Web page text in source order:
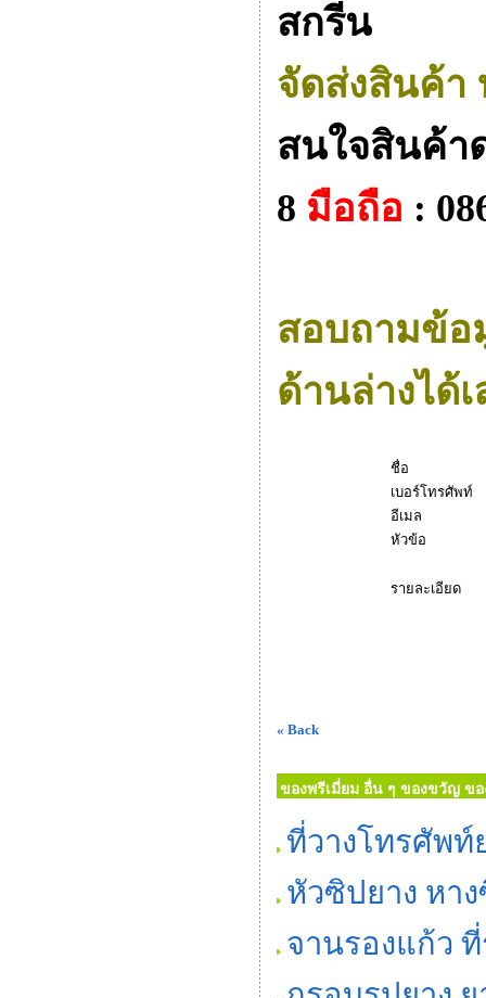
สกรีน
จัดส่งสินค้า
สนใจสินค้
8 มือถือ :
สอบถามข้อ
ด้านล่างได้
ชื่อ
เบอร์โทรศัพท์
อีเมล
หัวข้อ
รายละเอียด
« Back
ของพรีเมี่ยม อื่น ๆ ของขวัญ ข
ที่วางโทรศัพท์
หัวซิปยาง หา
จานรองแก้ว